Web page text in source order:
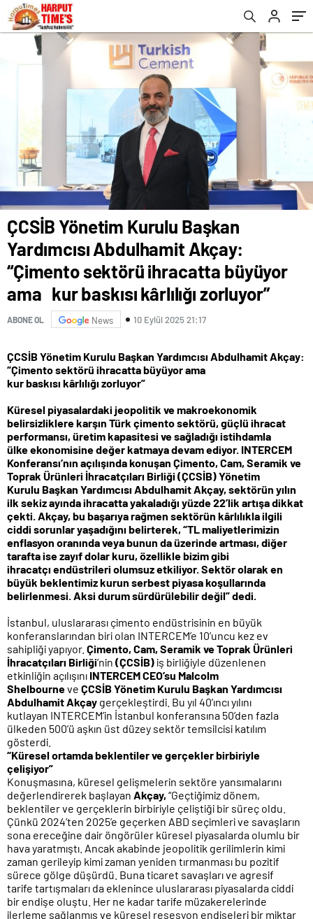
ihracatta büyüyor ama kur baskısı kârlılığı
zorluyor”
ÇCSİB Yönetim Kurulu Başkan
Yardımcısı Abdulhamit Akçay:
“Çimento sektörü ihracatta büyüyor
ama kur baskısı kârlılığı zorluyor”
ABONE OL News 10 Eylül 2025 21:17
ÇCSİB Yönetim Kurulu Başkan Yardımcısı Abdulhamit Akçay:
“Çimento sektörü ihracatta büyüyor ama
kur baskısı kârlılığı zorluyor”
Küresel piyasalardaki jeopolitik ve makroekonomik
belirsizliklere karşın Türk çimentosektörü, güçlü ihracat
performansı, üretim kapasitesi ve sağladığı istihdamla
ülkeekonomisine değer katmaya devam ediyor. INTERCEM
Konferansı’nın açılışında konuşan Çimento, Cam, Seramik ve
Toprak Ürünleri İhracatçıları Birliği (ÇCSİB) Yönetim
Kurulu Başkan Yardımcısı Abdulhamit Akçay, sektörün yılın
ilk sekiz ayında ihracatta yakaladığı yüzde 22’lik artışa dikkat
çekti. Akçay, bu başarıya rağmen sektörün kârlılıkla ilgili
ciddi sorunlar yaşadığını belirterek, “TL maliyetlerimizin
enflasyon oranında veya bunun daüzerinde artması, diğer
tarafta ise zayıf dolar kuru, özellikle bizim gibi
ihracatçı endüstrileri olumsuz etkiliyor. Sektör olarak en
büyük beklentimiz kurun serbest piyasakoşullarında
belirlenmesi. Aksi durum sürdürülebilir değil” dedi.
İstanbul, uluslararası çimento endüstrisinin en büyük
konferanslarından biri olan INTERCEM’e 10’uncu kez ev
sahipliği yapıyor. Çimento, Cam, Seramik ve Toprak Ürünleri
İhracatçıları Birliği’nin (ÇCSİB) iş birliğiyle düzenlenen
etkinliğin açılışını INTERCEM CEO’su Malcolm
Shelbourneve ÇCSİB Yönetim Kurulu Başkan Yardımcısı
Abdulhamit Akçay gerçekleştirdi. Bu yıl 40’ıncı yılını
kutlayan INTERCEM’in İstanbul konferansına 50’den fazla
ülkeden 500’ü aşkın üst düzey sektör temsilcisi katılım
gösterdi.
“Küresel ortamda beklentiler ve gerçekler birbiriyle
çelişiyor”
Konuşmasına, küresel gelişmelerin sektöre yansımalarını
değerlendirerek başlayan Akçay, “Geçtiğimiz dönem,
beklentiler ve gerçeklerin birbiriyle çeliştiği bir süreç oldu.
Çünkü 2024’ten 2025’e geçerken ABD seçimleri ve savaşların
sona ereceğine dair öngörüler küresel piyasalarda olumlu bir
hava yaratmıştı. Ancak akabinde jeopolitik gerilimlerin kimi
zaman gerileyip kimi zaman yeniden tırmanması bu pozitif
sürece gölge düşürdü. Buna ticaret savaşları ve agresif
tarife tartışmaları da eklenince uluslararası piyasalarda ciddi
bir endişe oluştu. Her ne kadar tarife müzakerelerinde
ilerleme sağlanmış ve küresel resesyon endişeleri bir miktar